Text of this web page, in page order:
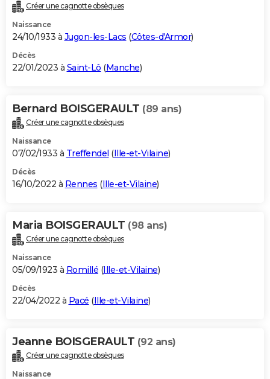
Créer une cagnotte obsèques
Naissance
24/10/1933 à Jugon-les-Lacs (Côtes-d'Armor)
Décès
22/01/2023 à Saint-Lô (Manche)
Bernard BOISGERAULT (89 ans)
Créer une cagnotte obsèques
Naissance
07/02/1933 à Treffendel (Ille-et-Vilaine)
Décès
16/10/2022 à Rennes (Ille-et-Vilaine)
Maria BOISGERAULT (98 ans)
Créer une cagnotte obsèques
Naissance
05/09/1923 à Romillé (Ille-et-Vilaine)
Décès
22/04/2022 à Pacé (Ille-et-Vilaine)
Jeanne BOISGERAULT (92 ans)
Créer une cagnotte obsèques
Naissance